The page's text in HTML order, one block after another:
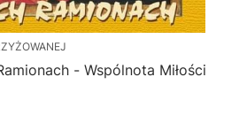
- Wspólnota Miłości